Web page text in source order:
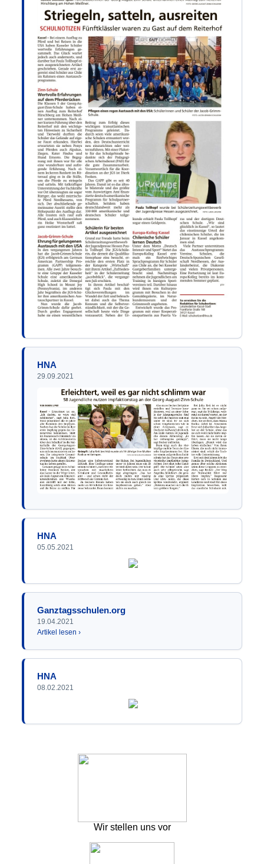
HNA
29.09.2021
HNA
05.05.2021
Ganztagsschulen.org
19.04.2021
Artikel lesen ›
HNA
08.02.2021
Wir stellen uns vor